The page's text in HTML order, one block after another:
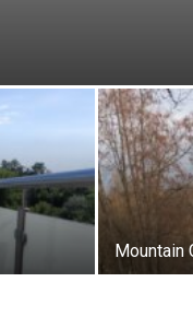
Mountain